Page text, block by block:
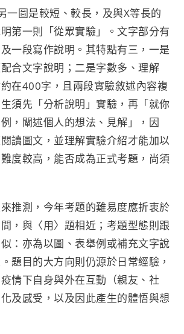
一圖是較短、較長，及與X等長的
第一則「從眾實驗」。文字部分有
一段寫作說明。其特點有三，一是
合文字說明；二是字數多、理解
在400字，且兩段實驗敘述內容複
須先「分析說明」實驗，再「就你
，闡述個人的想法、見解」，因
讀圖文，並理解實驗介紹才能加以
度較高，能否成為正式考題，尚須
推測，今年考題的難易度應折衷於
間，與〈用〉題相近；考題型態則跟
：亦為以圖、表舉例或補充文字說
題目的大方向則仍源於日常經驗，
情下自身與外在互動（親友、社
及感受，以及因此產生的體悟與想